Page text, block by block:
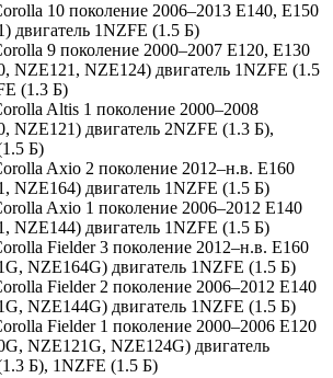
10 поколение 2006–2013 E140, E150
двигатель 1NZFE (1.5 Б)
9 поколение 2000–2007 E120, E130
NZE121, NZE124) двигатель 1NZFE (1.5
(1.3 Б)
Altis 1 поколение 2000–2008
NZE121) двигатель 2NZFE (1.3 Б),
Б)
Axio 2 поколение 2012–н.в. E160
NZE164) двигатель 1NZFE (1.5 Б)
Axio 1 поколение 2006–2012 E140
NZE144) двигатель 1NZFE (1.5 Б)
Fielder 3 поколение 2012–н.в. E160
NZE164G) двигатель 1NZFE (1.5 Б)
Fielder 2 поколение 2006–2012 E140
NZE144G) двигатель 1NZFE (1.5 Б)
Fielder 1 поколение 2000–2006 E120
NZE121G, NZE124G) двигатель
Б), 1NZFE (1.5 Б)